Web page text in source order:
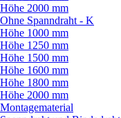
Höhe 2000 mm
Ohne Spanndraht - K
Höhe 1000 mm
Höhe 1250 mm
Höhe 1500 mm
Höhe 1600 mm
Höhe 1800 mm
Höhe 2000 mm
Montagematerial